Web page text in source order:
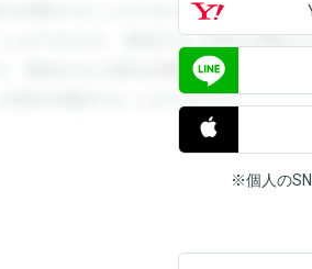
答を閲覧することができます。登録する
ことができます。登録すると回答を閲覧
す。登録すると回答を閲覧することがで
と回答を閲覧することができます。
※個人の